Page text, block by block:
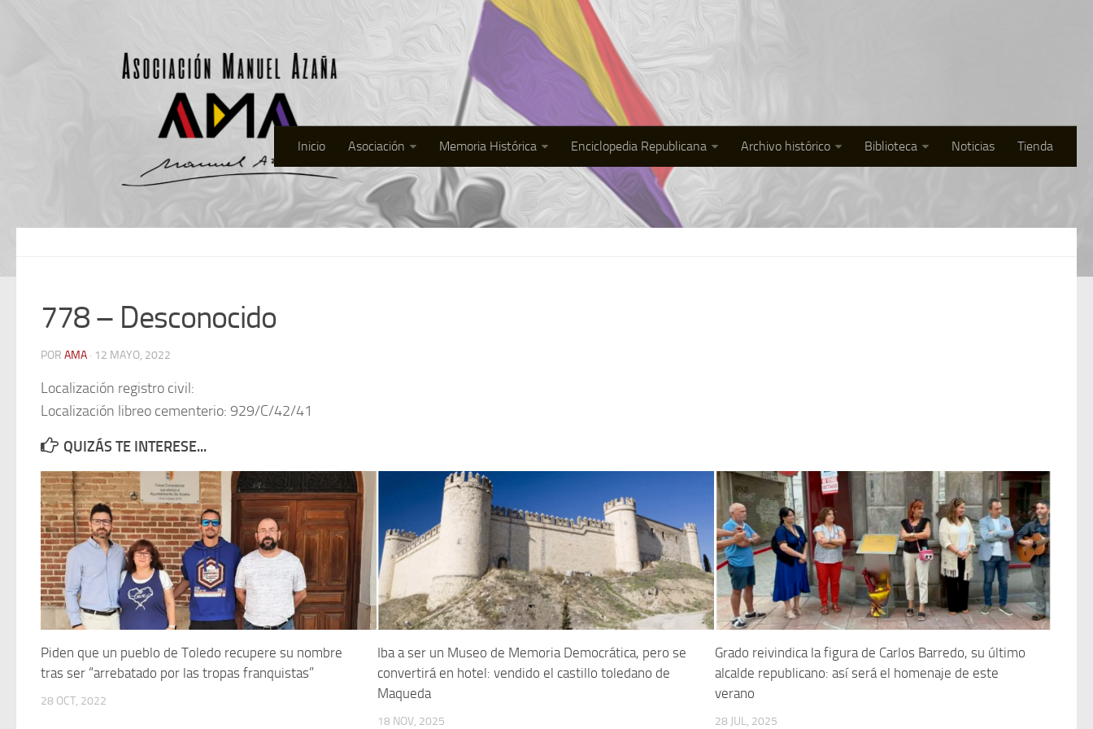
Inicio Asociación Memoria Histórica Enciclopedia Republicana Archivo histórico Biblioteca Noticias Tienda
778 – Desconocido
POR AMA · 12 MAYO, 2022
Localización registro civil:
Localización libreo cementerio: 929/C/42/41
QUIZÁS TE INTERESE...
Piden que un pueblo de Toledo recupere su nombre
tras ser “arrebatado por las tropas franquistas”
28 OCT, 2022
Iba a ser un Museo de Memoria Democrática, pero se
convertirá en hotel: vendido el castillo toledano de
Maqueda
18 NOV, 2025
Grado reivindica la figura de Carlos Barredo, su último
alcalde republicano: así será el homenaje de este
verano
28 JUL, 2025